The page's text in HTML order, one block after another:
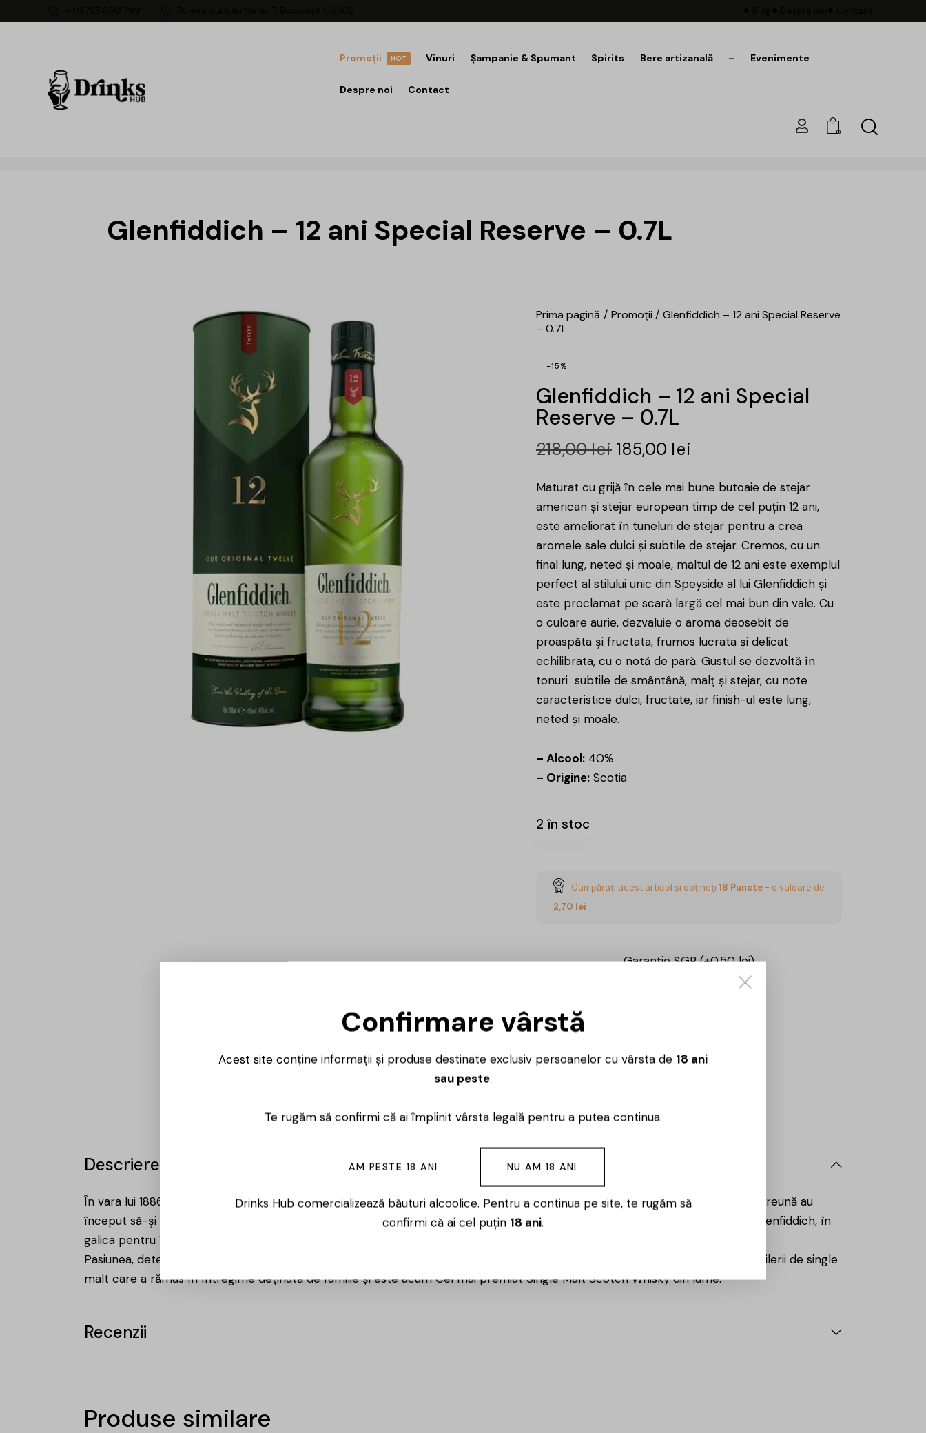
HOT
Promoții Vinuri Șampanie & Spumant Spirits Bere artizanală – Evenimente
Despre noi Contact
0
Glenfiddich – 12 ani Special Reserve – 0.7L
Prima pagină Promoții
Glenfiddich – 12 ani Special Reserve
– 0.7L
-15%
Glenfiddich – 12 ani Special
Reserve – 0.7L
218,00lei 185,00 lei
Maturat cu grijă în cele mai bune butoaie de stejar
american și stejar european timp de cel puțin 12 ani,
este ameliorat în tuneluri de stejar pentru a crea
aromele sale dulci și subtile de stejar. Cremos, cu un
final lung, neted și moale, maltul de 12 ani este exemplul
perfect al stilului unic din Speyside al lui Glenfiddich și
este proclamat pe scară largă cel mai bun din vale. Cu
o culoare aurie, dezvaluie o aroma deosebit de
proaspăta și fructata, frumos lucrata și delicat
echilibrata, cu o notă de pară. Gustul se dezvoltă în
tonuri subtile de smântână, malț și stejar, cu note
caracteristice dulci, fructate, iar finish-ul este lung,
neted și moale.
– Alcool: 40%
– Origine: Scotia
2 în stoc
Cumpărați acest articol și obțineți 18 Puncte - o valoare de
2,70 lei
Garanție SGR (+0.50 lei)
Descriere
În vara lui 1886, cu cei șapte fii și cele două fiice ai săi alături, William și-a propus să-și îndeplinească o ambiție de-o viață. Împreună au
început să-și construiască Distileria de mână, piatră cu piatră. După un singur an de muncă a fost gata și William a numit-o Glenfiddich, în
galica pentru Valea Cerbului.
Pasiunea, determinarea și spiritul de pionier al lui William continuă să ghideze si astăzi, Glenfiddich fiind una dintre puținele distilerii de single
malt care a rămas în întregime deținută de familie și este acum Cel mai premiat Single Malt Scotch Whisky din lume.
Recenzii
Produse similare
Confirmare vârstă
Acest site conține informații și produse destinate exclusiv persoanelor cu vârsta de 18 ani
sau peste.
Te rugăm să confirmi că ai împlinit vârsta legală pentru a putea continua.
AM PESTE 18 ANI NU AM 18 ANI
Drinks Hub comercializează băuturi alcoolice. Pentru a continua pe site, te rugăm să
confirmi că ai cel puțin 18 ani.